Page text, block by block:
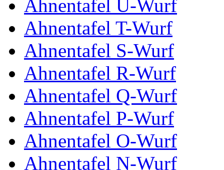
Ahnentafel U-Wurf
Ahnentafel T-Wurf
Ahnentafel S-Wurf
Ahnentafel R-Wurf
Ahnentafel Q-Wurf
Ahnentafel P-Wurf
Ahnentafel O-Wurf
Ahnentafel N-Wurf